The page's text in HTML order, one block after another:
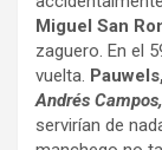
Miguel San
zaguero. En el
vuelta.
Andrés Campos,
servirían de